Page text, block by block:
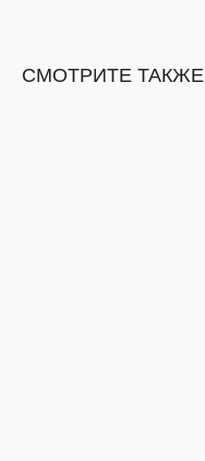
СМОТРИТЕ ТАКЖЕ